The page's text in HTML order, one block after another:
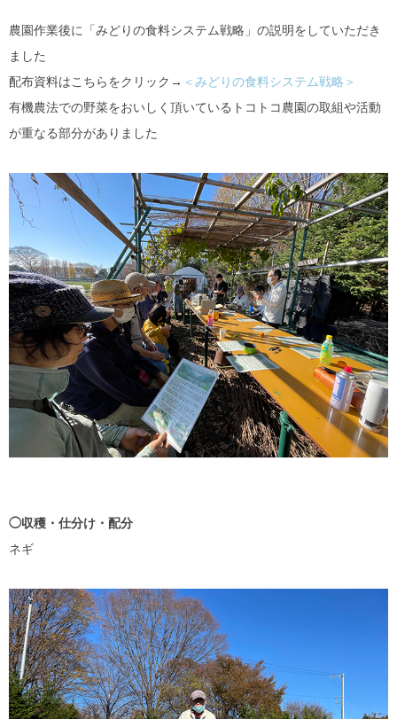
農園作業後に「みどりの食料システム戦略」の説明をしていただき
ました
配布資料はこちらをクリック→ ＜みどりの食料システム戦略＞
有機農法での野菜をおいしく頂いているトコトコ農園の取組や活動
が重なる部分がありました
◯収穫・仕分け・配分
ネギ